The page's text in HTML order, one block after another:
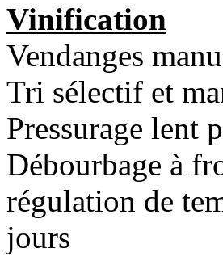
Vinification
Vendanges
Tri sélectif et
Pressurage lent
Débourbage à
régulation de
jours